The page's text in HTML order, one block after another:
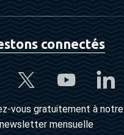
connectés
vous gratuitement à notre
newsletter mensuelle